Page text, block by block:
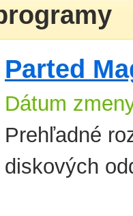
Parted
Dátum
Prehľadné
diskových